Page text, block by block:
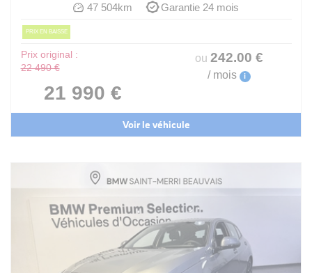
47 504km
Garantie 24 mois
PRIX EN BAISSE
Prix original :
22 490 €
21 990 €
ou 242.00 €
/ mois i
Voir le véhicule